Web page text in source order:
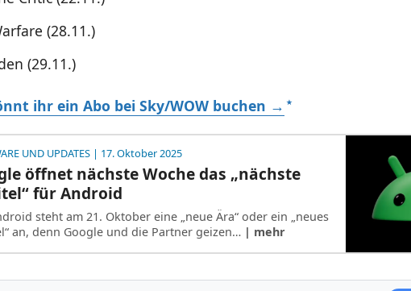
(28.11.)
(29.11.)
ihr ein Abo bei Sky/WOW buchen →
UND UPDATES| 17. Oktober 2025
öffnet nächste Woche das „nächste
für Android
steht am 21. Oktober eine „neue Ära“ oder ein „neues
an, denn Google und die Partner geizen… | mehr